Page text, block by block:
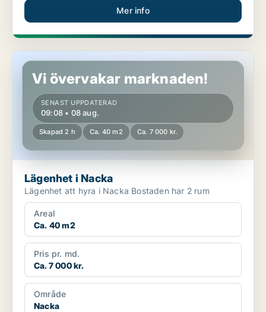
Mer info
Lägenhet i Nacka
Vi övervakar marknaden!
SENAST UPPDATERAD
09:08 • 08 aug.
Skapad 2 h Ca. 40 m2 Ca. 7 000 kr.
Lägenhet i Nacka
Lägenhet att hyra i Nacka Bostaden har 2 rum
Areal
Ca. 40 m2
Pris pr. md.
Ca. 7 000 kr.
Område
Nacka